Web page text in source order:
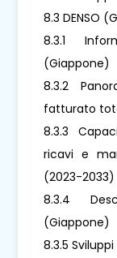
8.3 DENSO
8.3.1
(Giappone)
8.3.2
fatturato
8.3.3
ricavi e
(2023-2033)
8.3.4
(Giappone)
8.3.5